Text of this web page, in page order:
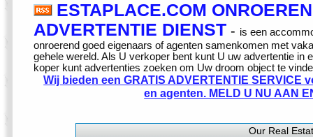
ESTAPLACE.COM
ADVERTENTIE DIENST - is een
onroerend goed eigenaars of agenten samenkomen met
gehele wereld. Als U verkoper bent kunt U uw advertentie in
koper kunt advertenties zoeken om Uw droom object te
Wij bieden een GRATIS ADVERTENTIE SERVICE
en agenten. MELD U NU AAN
Our Real